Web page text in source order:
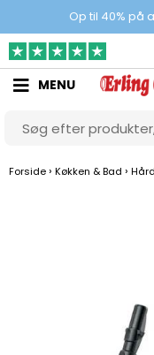
Op til 40% på
MENU
Forside › Køkken & Bad ›